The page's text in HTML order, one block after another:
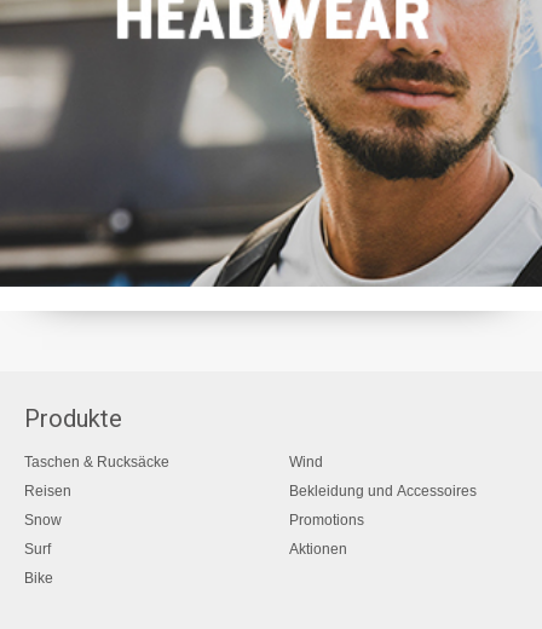
Produkte
Taschen & Rucksäcke
Reisen
Snow
Surf
Bike
Wind
Bekleidung und Accessoires
Promotions
Aktionen